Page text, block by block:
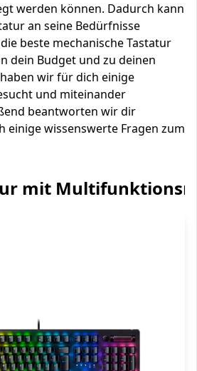
werden können. Dadurch kann
an seine Bedürfnisse
beste mechanische Tastatur
dein Budget und zu deinen
wir für dich einige
und miteinander
beantworten wir dir
einige wissenswerte Fragen zum
mit